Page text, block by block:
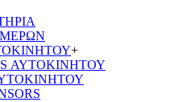
+
ΑΥΤΟΚΙΝΗΤΟΥ